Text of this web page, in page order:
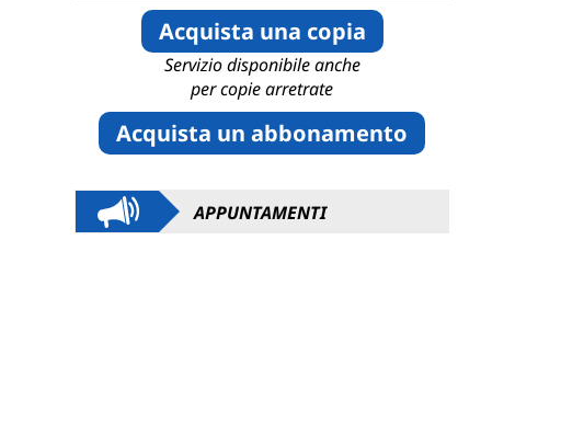
Acquista una copia
Servizio disponibile anche
per copie arretrate
Acquista un abbonamento
APPUNTAMENTI